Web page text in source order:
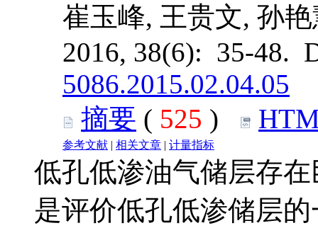
崔玉峰, 王贵文, 孙
2016, 38(6): 35-48.
5086.2015.02.04.05
摘要 ( 525 )
参考文献 | 相关文章 | 计量指标
低孔低渗油气储层存
是评价低孔低渗储层